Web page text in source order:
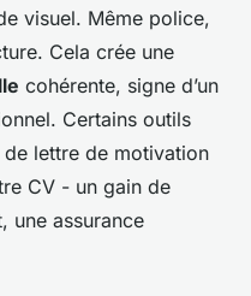
visuel. Même police,
Cela crée une
cohérente, signe d’un
Certains outils
de lettre de motivation
CV - un gain de
une assurance